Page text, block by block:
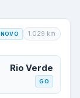
NOVO 1.029 km
Rio Verde
GO